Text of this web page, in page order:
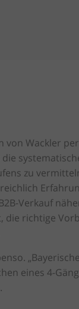
von Wackler
zu
Verkauf
die richtige
eines 4-